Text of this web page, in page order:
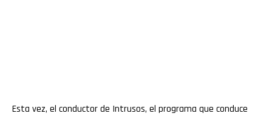
Esta vez, el conductor de Intrusos, el programa que conduce